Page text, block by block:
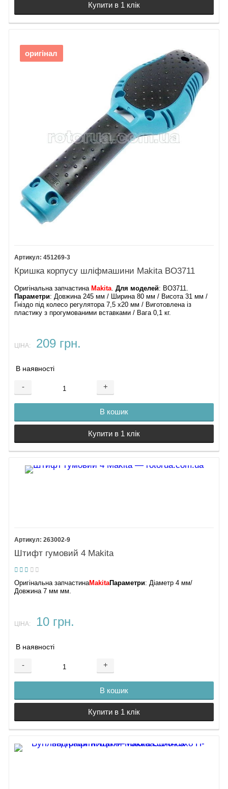
Купити в 1 клік
оригінал
451269-3
Кришка корпусу шліфмашини Makita BO3711
Оригінальна запчастина Makita.Для моделей: ​BO3711.
Параметри: ​Довжина 245 мм / Ширина 80 мм / Висота 31 мм /
Гніздо під колесо регулятора 7,5 х20 мм / Виготовлена із
пластику з прогумованими вставками / Вага 0,1 кг.
ЦІНА: 209 грн.
В наявності
- +
В кошик
Купити в 1 клік
263002-9
Штифт гумовий 4 Makita
Оригінальна запчастинаMakitaПараметри: Діаметр 4 мм/
Довжина 7 мм мм.
ЦІНА: 10 грн.
В наявності
- +
В кошик
Купити в 1 клік